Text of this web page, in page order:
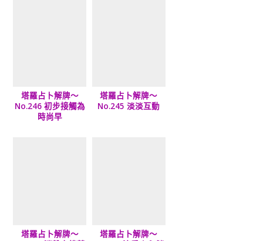
塔羅占卜解牌～
No.246 初步接觸為
時尚早
塔羅占卜解牌～
No.245 淡淡互動
塔羅占卜解牌～
塔羅占卜解牌～